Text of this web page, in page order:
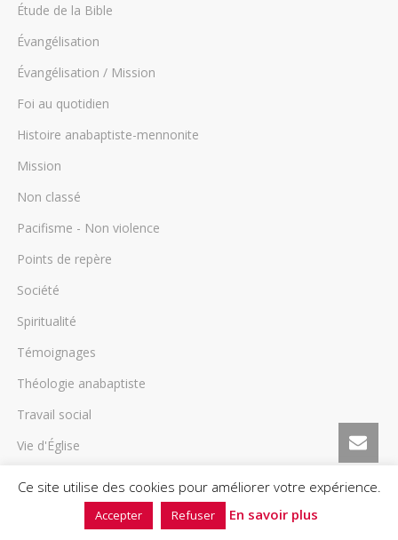
Étude de la Bible
Évangélisation
Évangélisation / Mission
Foi au quotidien
Histoire anabaptiste-mennonite
Mission
Non classé
Pacifisme - Non violence
Points de repère
Société
Spiritualité
Témoignages
Théologie anabaptiste
Travail social
Vie d'Église
0
Ce site utilise des cookies pour améliorer votre expérience.
Accepter Refuser En savoir plus